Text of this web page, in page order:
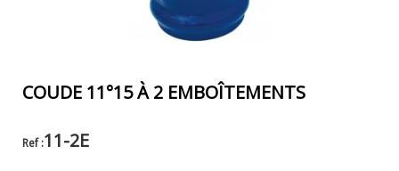
COUDE 11°15 À 2 EMBOÎTEMENTS
Ref :11-2E